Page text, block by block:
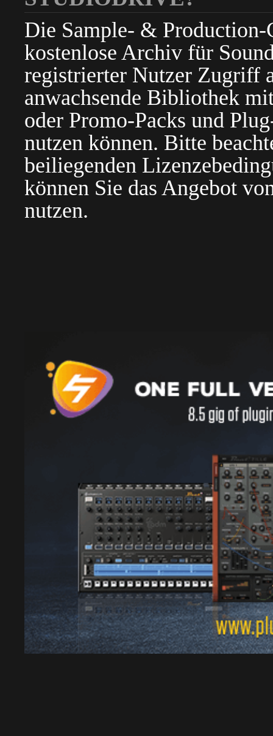
Die Sample- &
kostenlose Archiv für
registrierter Nutzer Zugriff
anwachsende Bibliothek
oder Promo-Packs und
nutzen können. Bitte
beiliegenden
können Sie das Angebot
nutzen.